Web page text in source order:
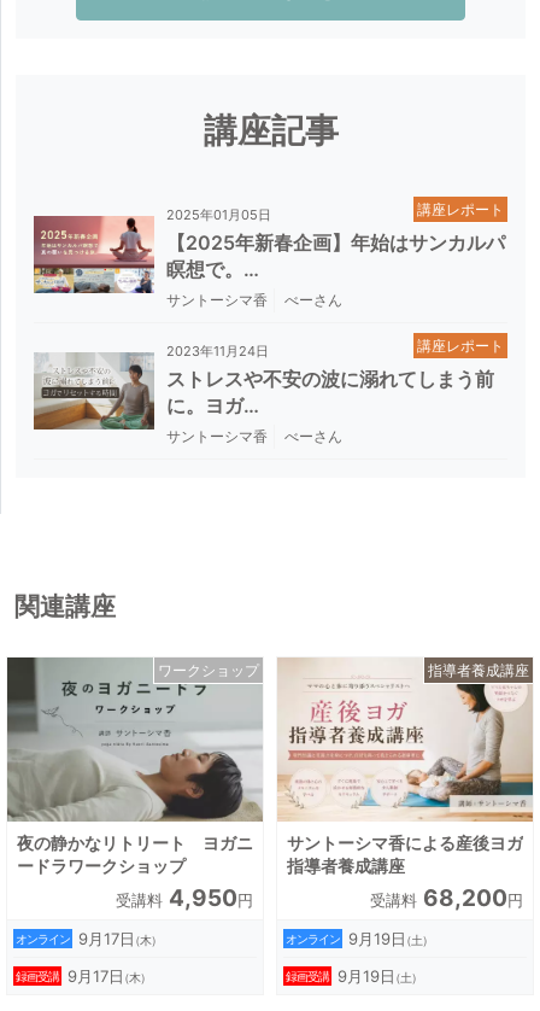
講座記事
2025年01月05日
【2025年新春企画】年始はサンカルパ
瞑想で。…
サントーシマ香 べーさん
講座レポート
2023年11月24日
ストレスや不安の波に溺れてしまう前
に。ヨガ…
サントーシマ香 べーさん
講座レポート
関連講座
夜の静かなリトリート ヨガニ
ードラワークショップ
受講料 4,950円
オンライン 9月17日（木）
録画受講 9月17日（木）
ワークショップ
サントーシマ香による産後ヨガ
指導者養成講座
受講料 68,200円
オンライン 9月19日（土）
録画受講 9月19日（土）
指導者養成講座